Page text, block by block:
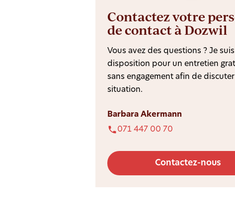
Contactez votre
de contact à Dozwil
Vous avez des questions ? Je
disposition pour un entretien
sans engagement afin de
situation.
Barbara Akermann
071 447 00 70
Contactez-nous